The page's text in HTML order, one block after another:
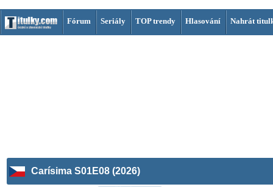
Fórum Seriály TOP trendy Hlasování Nahrát
Carísima S01E08 (2026)